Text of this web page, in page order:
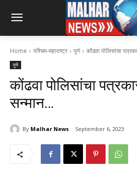
Home पश्चिम-महाराष्ट्र पुणे कोंढवा पोलिसांचा
पुणे
कोंढवा पोलिसांचा
सन्मान…
By Malhar News September 6, 2023